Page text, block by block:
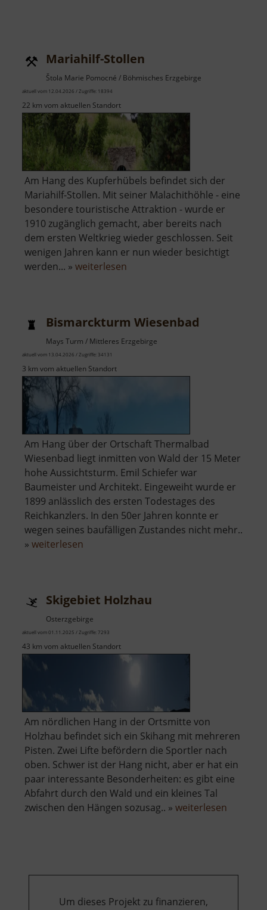
Mariahilf-Stollen
Štola Marie Pomocné / Böhmisches Erzgebirge
aktuell vom 12.04.2026 / Zugriffe: 18394
22 km vom aktuellen Standort
Am Hang des Kupferhübels befindet sich der
Mariahilf-Stollen. Mit seiner Malachithöhle - eine
besondere touristische Attraktion - wurde er
1910 zugänglich gemacht, aber bereits nach
dem ersten Weltkrieg wieder geschlossen. Seit
wenigen Jahren kann er nun wieder besichtigt
werden... » weiterlesen
Bismarckturm Wiesenbad
Mays Turm / Mittleres Erzgebirge
aktuell vom 13.04.2026 / Zugriffe: 34131
3 km vom aktuellen Standort
Am Hang über der Ortschaft Thermalbad
Wiesenbad liegt inmitten von Wald der 15 Meter
hohe Aussichtsturm. Emil Schiefer war
Baumeister und Architekt. Eingeweiht wurde er
1899 anlässlich des ersten Todestages des
Reichkanzlers. In den 50er Jahren konnte er
wegen seines baufälligen Zustandes nicht mehr..
» weiterlesen
Skigebiet Holzhau
Osterzgebirge
aktuell vom 01.11.2025 / Zugriffe: 7293
43 km vom aktuellen Standort
Am nördlichen Hang in der Ortsmitte von
Holzhau befindet sich ein Skihang mit mehreren
Pisten. Zwei Lifte befördern die Sportler nach
oben. Schwer ist der Hang nicht, aber er hat ein
paar interessante Besonderheiten: es gibt eine
Abfahrt durch den Wald und ein kleines Tal
zwischen den Hängen sozusag.. » weiterlesen
Um dieses Projekt zu finanzieren,